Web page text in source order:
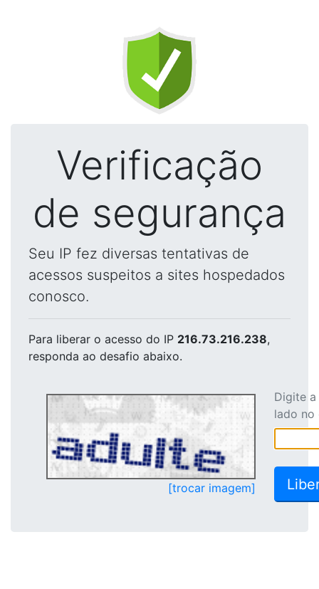
Verificação
de segurança
Seu IP fez diversas tentativas de
acessos suspeitos a sites hospedados
conosco.
Para liberar o acesso do IP 216.73.216.238,
responda ao desafio abaixo.
[trocar imagem]
Digite
lado no